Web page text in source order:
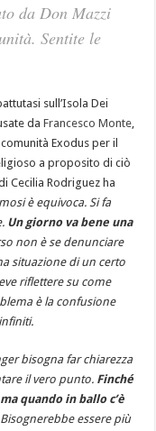
da Don Mazzi
Sentite le
sull’Isola Dei
daFrancesco Monte,
Exodus per il
a proposito di ciò
Cecilia Rodriguez ha
è equivoca. Si fa
Un giorno va bene una
non è se denunciare
situazione di un certo
riflettere su come
è la confusione
bisogna far chiarezza
il vero punto. Finché
quando in ballo c’è
Bisognerebbe essere più